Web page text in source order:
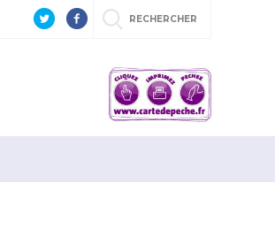
RECHERCHER